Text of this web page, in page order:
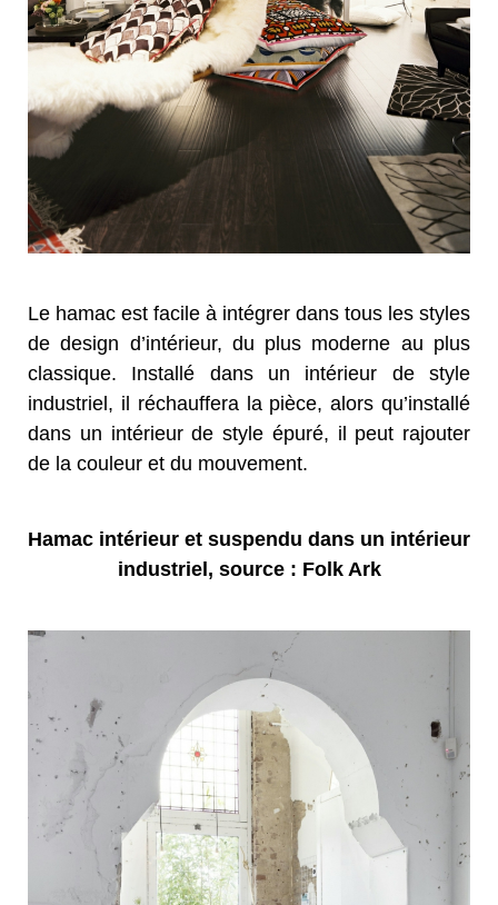
Le hamac est facile à intégrer dans tous les styles
de design d’intérieur, du plus moderne au plus
classique. Installé dans un intérieur de style
industriel, il réchauffera la pièce, alors qu’installé
dans un intérieur de style épuré, il peut rajouter
de la couleur et du mouvement.
Hamac intérieur et suspendu dans un intérieur
industriel, source : Folk Ark